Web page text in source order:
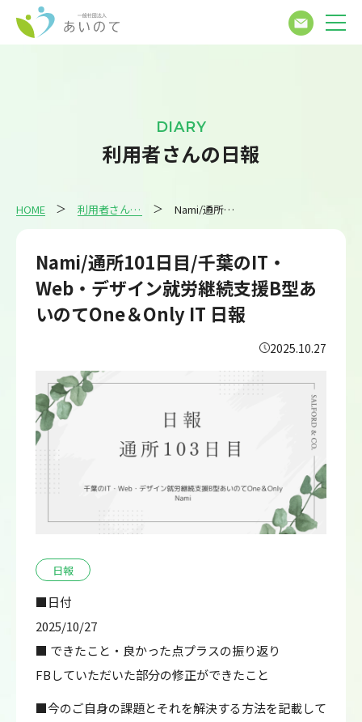
DIARY
利用者さんの日報
HOME 利用者さんの日報 Nami/通所101日目/千葉のIT・Web・デザイン就労継続支援B型あいのてOne＆Only IT 日報
Nami/通所101日目/千葉のIT・
Web・デザイン就労継続支援B型あ
いのてOne＆Only IT 日報
2025.10.27
日報
■日付
2025/10/27
■ できたこと・良かった点プラスの振り返り
FBしていただいた部分の修正ができたこと
■今のご自身の課題とそれを解決する方法を記載して